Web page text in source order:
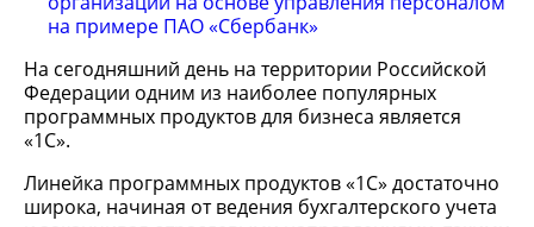
на примере ПАО «Сбербанк»
На сегодняшний день на территории Российской
Федерации одним из наиболее популярных
программных продуктов для бизнеса является
«1С».
Линейка программных продуктов «1С» достаточно
широка, начиная от ведения бухгалтерского учета